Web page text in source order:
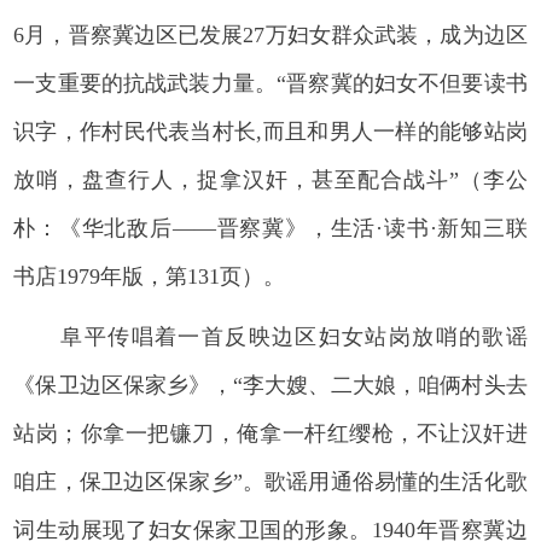
6月，晋察冀边区已发展27万妇女群众武装，成为边区
一支重要的抗战武装力量。“晋察冀的妇女不但要读书
识字，作村民代表当村长,而且和男人一样的能够站岗
放哨，盘查行人，捉拿汉奸，甚至配合战斗”（李公
朴：《华北敌后——晋察冀》，生活·读书·新知三联
书店1979年版，第131页）。
阜平传唱着一首反映边区妇女站岗放哨的歌谣
《保卫边区保家乡》，“李大嫂、二大娘，咱俩村头去
站岗；你拿一把镰刀，俺拿一杆红缨枪，不让汉奸进
咱庄，保卫边区保家乡”。歌谣用通俗易懂的生活化歌
词生动展现了妇女保家卫国的形象。1940年晋察冀边